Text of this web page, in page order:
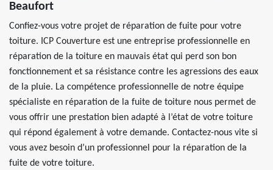
Beaufort
Confiez-vous votre projet de réparation de fuite pour votre
toiture. ICP Couverture est une entreprise professionnelle en
réparation de la toiture en mauvais état qui perd son bon
fonctionnement et sa résistance contre les agressions des eaux
de la pluie. La compétence professionnelle de notre équipe
spécialiste en réparation de la fuite de toiture nous permet de
vous offrir une prestation bien adapté à l’état de votre toiture
qui répond également à votre demande. Contactez-nous vite si
vous avez besoin d’un professionnel pour la réparation de la
fuite de votre toiture.